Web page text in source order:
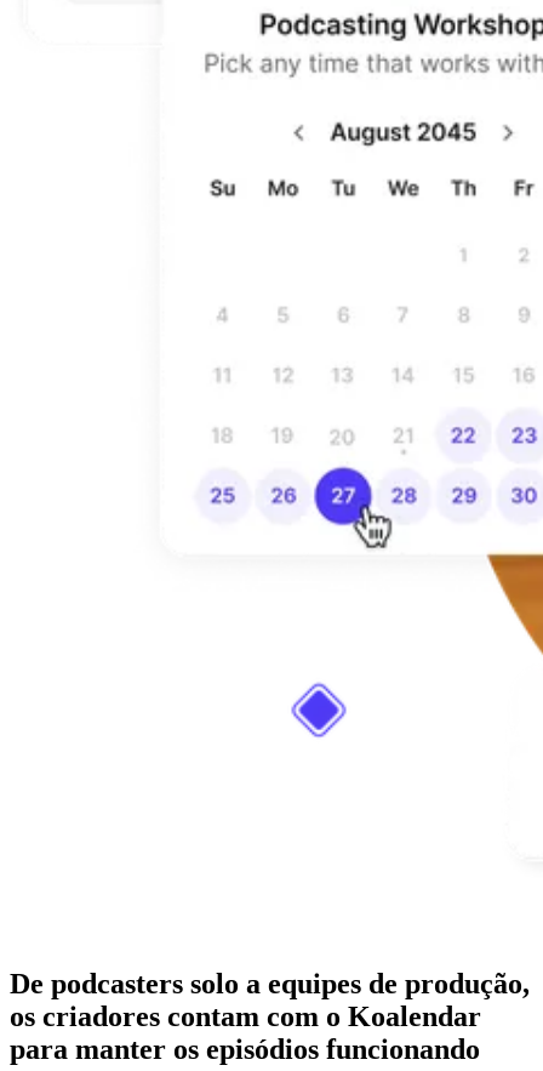
De podcasters solo a equipes de produção,
os criadores contam com o Koalendar
para manter os episódios funcionando